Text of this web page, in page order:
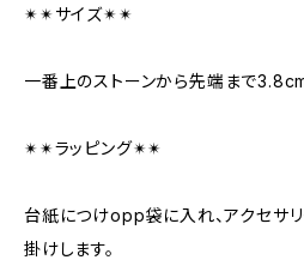
✴︎✴︎サイズ✴︎✴︎
一番上のストーンから先端まで
✴︎✴︎ラッピング✴︎✴︎
台紙につけopp袋に入れ、アクセサ
掛けします。